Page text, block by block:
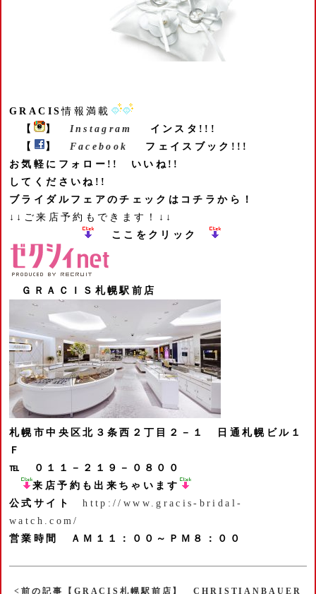
GRACIS情報満載
【
】 Instagram
インスタ!!!
【
】 Facebook
フェイスブック!!!
お気軽にフォロー!! いいね!!
してくださいね!!
ブライダルフェアのチェックはコチラから！
↓↓ご来店予約もできます！↓↓
ここをクリック
ＧＲＡＣＩＳ札幌駅前店
札幌市中央区北３条西２丁目２－１
日通札幌ビル１
Ｆ
℡ ０１１－２１９－０８００
来店予約も出来ちゃいます
公式サイト
http://www.gracis-bridal-
watch.com/
営業時間 ＡＭ１１：００～ＰＭ８：００
<前の記事【GRACIS札幌駅前店】 CHRISTIANBAUER